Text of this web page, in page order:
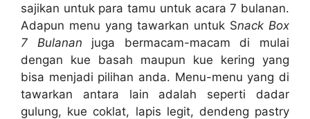
sajikan untuk para tamu untuk acara 7 bulanan.
Adapun menu yang tawarkan untuk Snack Box
7 Bulanan juga bermacam-macam di mulai
dengan kue basah maupun kue kering yang
bisa menjadi pilihan anda. Menu-menu yang di
tawarkan antara lain adalah seperti dadar
gulung, kue coklat, lapis legit, dendeng pastry